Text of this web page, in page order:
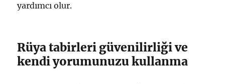
yardımcı olur.
Rüya tabirleri güvenilirliği ve
kendi yorumunuzu kullanma